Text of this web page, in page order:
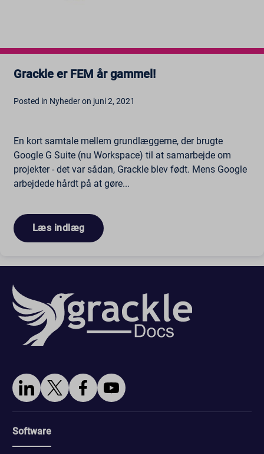
Grackle er FEM år gammel!
Posted in Nyheder on juni 2, 2021
En kort samtale mellem grundlæggerne, der brugte
Google G Suite (nu Workspace) til at samarbejde om
projekter - det var sådan, Grackle blev født. Mens Google
arbejdede hårdt på at gøre...
Læs indlæg
Software